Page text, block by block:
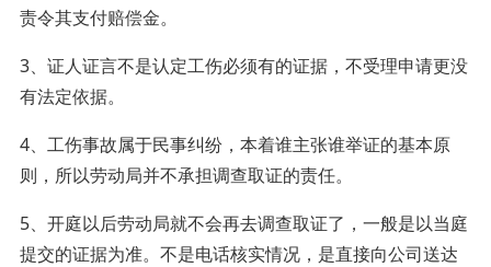
责令其支付赔偿金。
3、证人证言不是认定工伤必须有的证据，不受理申请更没
有法定依据。
4、工伤事故属于民事纠纷，本着谁主张谁举证的基本原
则，所以劳动局并不承担调查取证的责任。
5、开庭以后劳动局就不会再去调查取证了，一般是以当庭
提交的证据为准。不是电话核实情况，是直接向公司送达